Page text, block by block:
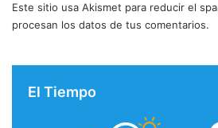
Este sitio usa Akismet para reducir el
procesan los datos de tus comentarios.
El Tiempo